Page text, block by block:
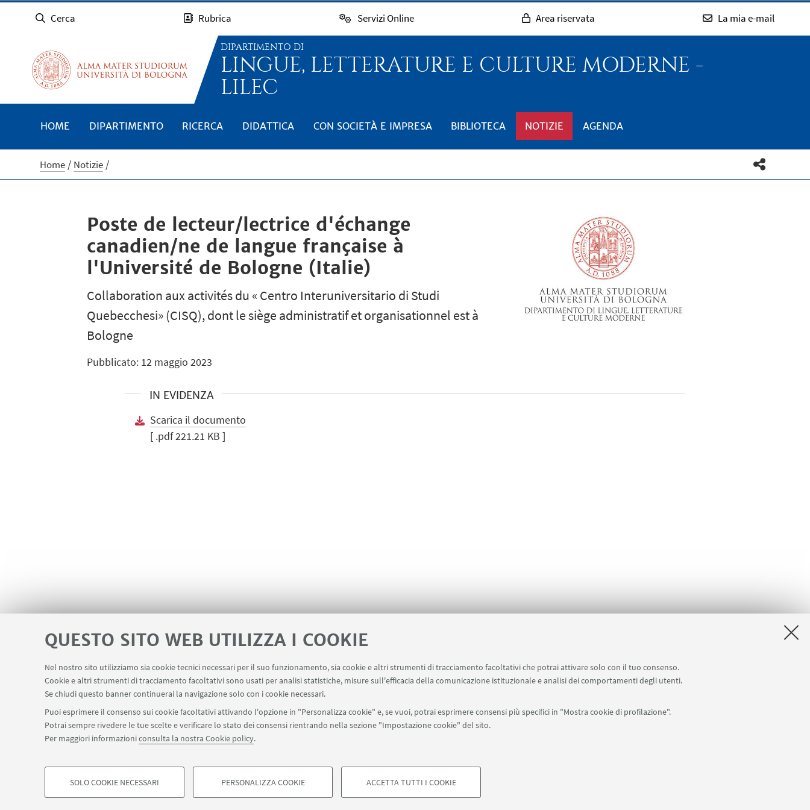
QUESTO SITO WEB UTILIZZA I COOKIE
Nel nostro sito utilizziamo sia cookie tecnici necessari per il suo funzionamento, sia cookie e altri strumenti di tracciamento facoltativi che potrai attivare solo con il tuo consenso.
Cookie e altri strumenti di tracciamento facoltativi sono usati per analisi statistiche, misure sull'efficacia della comunicazione istituzionale e analisi dei comportamenti degli utenti.
Se chiudi questo banner continuerai la navigazione solo con i cookie necessari.
Puoi esprimere il consenso sui cookie facoltativi attivando l'opzione in "Personalizza cookie" e, se vuoi, potrai esprimere consensi più specifici in "Mostra cookie di profilazione".
Potrai sempre rivedere le tue scelte e verificare lo stato dei consensi rientrando nella sezione "Impostazione cookie" del sito.
Per maggiori informazioniconsulta la nostra Cookie policy.
COOKIE DI PROFILAZIONE - FACOLTATIVI COOKIE TECNICI - NECESSARI
SOLO COOKIE NECESSARI PERSONALIZZA COOKIE ACCETTA TUTTI I COOKIE
Cerca Rubrica Servizi Online Area riservata La mia e-mail
DIPARTIMENTO DI
LINGUE, LETTERATURE E CULTURE MODERNE -
LILEC
HOME DIPARTIMENTO RICERCA DIDATTICA CON SOCIETÀ E IMPRESA BIBLIOTECA NOTIZIE AGENDA
Home Notizie
Poste de lecteur/lectrice d'échange
canadien/ne de langue française à
l'Université de Bologne (Italie)
Collaboration aux activités du « Centro Interuniversitario di Studi
Quebecchesi» (CISQ), dont le siège administratif et organisationnel est à
Bologne
Pubblicato: 12 maggio 2023
IN EVIDENZA
Scarica il documento
[ .pdf 221.21 KB ]
LINK UTILI Servizi interni Area riservata Segnala un evento Contatti
SEGUI IL DIPARTIMENTO SU: SEGUI UNIBO SU:
©Copyright 2026 - ALMA MATER STUDIORUM - Università di Bologna - Via Zamboni, 33 - 40126 Bologna - PI: 01131710376 - CF: 80007010376
Note legali Informazioni sul sito e accessibilità Impostazioni Cookie